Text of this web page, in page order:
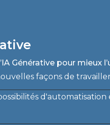
Générative pour mieux
façons de travailler